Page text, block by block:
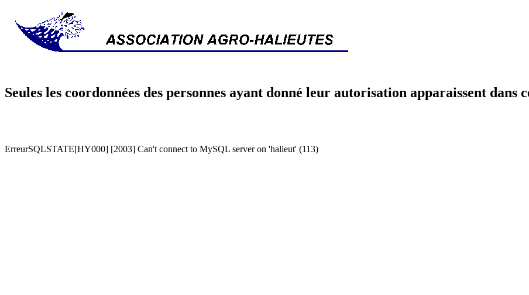
Seules les coordonnées des personnes ayant donné leur autorisation apparaissent dans
ErreurSQLSTATE[HY000] [2003] Can't connect to MySQL server on 'halieut' (113)